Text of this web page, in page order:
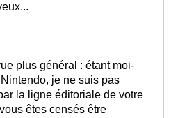
plus général : étant moi-
je ne suis pas
la ligne éditoriale de votre
êtes censés être